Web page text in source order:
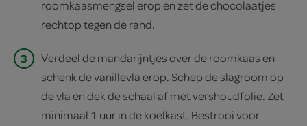
roomkaasmengsel erop en zet de chocolaatjes
rechtop tegen de rand.
3
Verdeel de mandarijntjes over de roomkaas en
schenk de vanillevla erop. Schep de slagroom op
de vla en dek de schaal af met vershoudfolie. Zet
minimaal 1 uur in de koelkast. Bestrooi voor